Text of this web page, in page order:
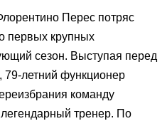
Перес потряс
первых крупных
сезон. Выступая перед
летний функционер
команду
тренер. По